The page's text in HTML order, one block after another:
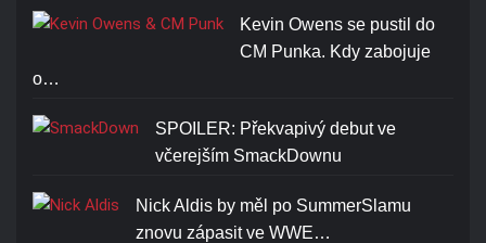
Kevin Owens se pustil do
CM Punka. Kdy zabojuje
o…
SPOILER: Překvapivý debut ve
včerejším SmackDownu
Nick Aldis by měl po SummerSlamu
znovu zápasit ve WWE…